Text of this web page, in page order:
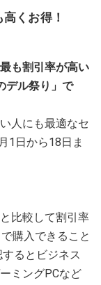
くお得！
も割引率が高い
デル祭り」で
人にも最適なセ
1日から18日ま
比較して割引率
購入できること
るとビジネス
ミングPCなど